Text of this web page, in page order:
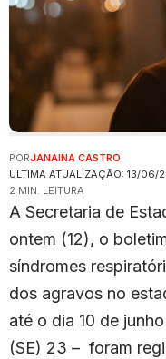
ULTIMA ATUALIZAÇÃO: 13/06/
PORJANAINA CASTRO
2 MIN. LEITURA
A Secretaria de
ontem (12), o
síndromes
dos agravos no
até o dia 10 de
(SE) 23 – foram